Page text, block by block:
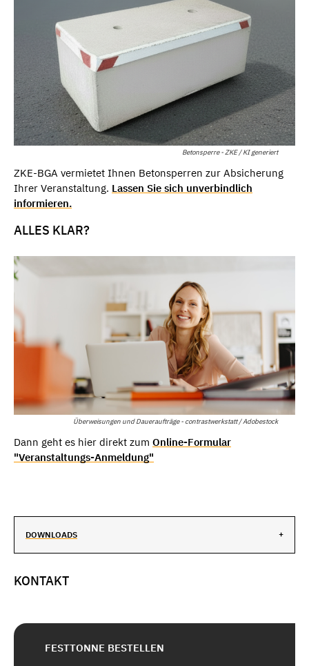
Betonsperre - ZKE / KI generiert
ZKE-BGA vermietet Ihnen Betonsperren zur Absicherung
Ihrer Veranstaltung. Lassen Sie sich unverbindlich
informieren.
ALLES KLAR?
Überweisungen und Daueraufträge - contrastwerkstatt / Adobestock
Dann geht es hier direkt zum Online-Formular
"Veranstaltungs-Anmeldung"
DOWNLOADS
KONTAKT
FESTTONNE BESTELLEN